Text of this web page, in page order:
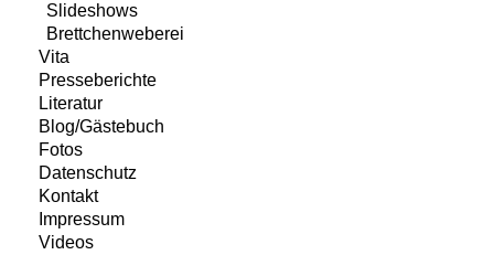
Slideshows
Brettchenweberei
Vita
Presseberichte
Literatur
Blog/Gästebuch
Fotos
Datenschutz
Kontakt
Impressum
Videos